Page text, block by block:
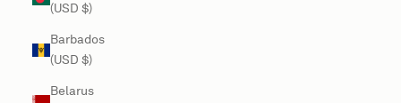
(USD $)
Barbados
(USD $)
Belarus